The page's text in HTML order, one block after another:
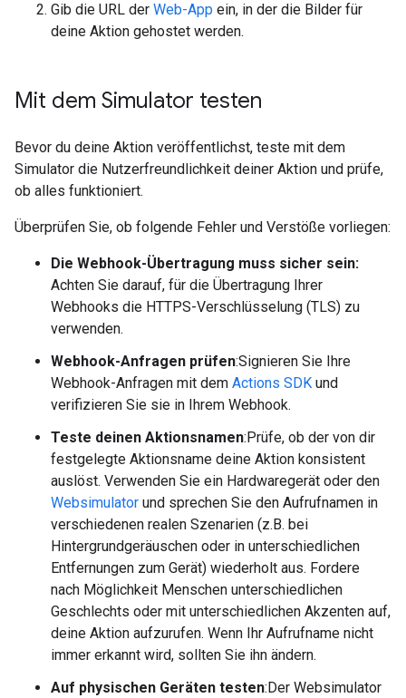
Gib die URL der Web-App ein, in der die Bilder für
deine Aktion gehostet werden.
Mit dem Simulator testen
Bevor du deine Aktion veröffentlichst, teste mit dem
Simulator die Nutzerfreundlichkeit deiner Aktion und prüfe,
ob alles funktioniert.
Überprüfen Sie, ob folgende Fehler und Verstöße vorliegen:
Die Webhook-Übertragung muss sicher sein:
Achten Sie darauf, für die Übertragung Ihrer
Webhooks die HTTPS-Verschlüsselung (TLS) zu
verwenden.
Webhook-Anfragen prüfen:Signieren Sie Ihre
Webhook-Anfragen mit dem Actions SDK und
verifizieren Sie sie in Ihrem Webhook.
Teste deinen Aktionsnamen:Prüfe, ob der von dir
festgelegte Aktionsname deine Aktion konsistent
auslöst. Verwenden Sie ein Hardwaregerät oder den
Websimulator und sprechen Sie den Aufrufnamen in
verschiedenen realen Szenarien (z.B. bei
Hintergrundgeräuschen oder in unterschiedlichen
Entfernungen zum Gerät) wiederholt aus. Fordere
nach Möglichkeit Menschen unterschiedlichen
Geschlechts oder mit unterschiedlichen Akzenten auf,
deine Aktion aufzurufen. Wenn Ihr Aufrufname nicht
immer erkannt wird, sollten Sie ihn ändern.
Auf physischen Geräten testen:Der Websimulator